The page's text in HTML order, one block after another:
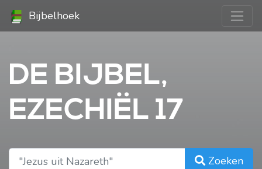
Bijbelhoek
DE BIJBEL,
EZECHIËL 17
Zoeken